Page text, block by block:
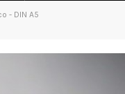
- DIN A5